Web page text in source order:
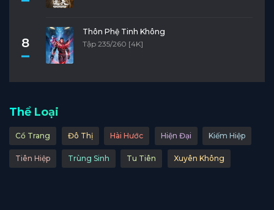
8
Thôn Phệ Tinh Không
Tập 235/260 [4K]
Thể Loại
Cổ Trang Đô Thị Hài Hước Hiện Đại Kiếm Hiệp
Tiên Hiệp Trùng Sinh Tu Tiên Xuyên Không